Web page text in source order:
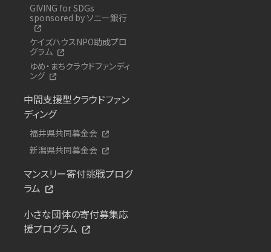
GIVING for SDGs
sponsored by ソニー銀行
ケイズハウスNPO助成プロ
グラム
ゆめ・まちクラウドファンディ
ング
中間支援型クラウドファン
ディング
福井県共同募金会
新潟県共同募金会
マンスリー寄付挑戦プログ
ラム
小さな団体の寄付募集応
援プログラム